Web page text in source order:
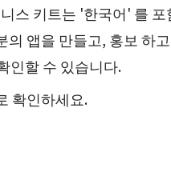
스 키트는 '한국어' 를
앱을 만들고, 홍보 하
인할 수 있습니다.
확인하세요.